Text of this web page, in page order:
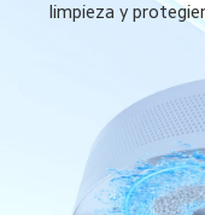
limpieza y